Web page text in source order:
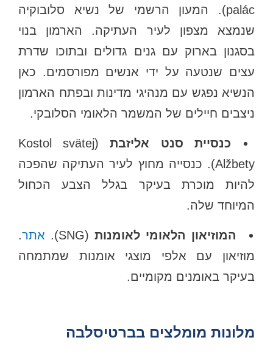
palác). המעון הרשמי של נשיא סלובוקיה
שנמצא מצפון לעיר העתיקה. הארמון בנוי
בסגנון בארוק עם גנים גדולים ובתוכו שדרת
עצים שנטעה על ידי אנשים מפורסמים. כאן
הנשיא נפגש עם מנהיגי מדינות ובפתח הארמון
ניצבים חיילים של המשמר הלאומי הסלובקי.
כנסיית סנט אליזבת
(Kostol svätej
Alžbety). כנסייה מחוץ לעיר העתיקה שהפכה
להיות מוכרת בעיקר בגלל הצבע הכחול
המיוחד שלה.
המוזיאון הלאומי לאומנות(SNG). אתר.
מוזיאון עם אלפי מוצגי אומנות שמתמחה
בעיקר באומנים מקומיים.
מלונות מומלצים בברטיסלבה